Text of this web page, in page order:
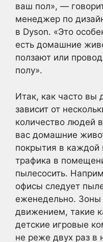
ваш пол», —
менеджер по
в Dyson. «Это
есть домашние
ползают или
полу».
Итак, как часто вы
зависит от
количество людей
вас домашние
покрытия в
трафика в
пылесосить.
офисы следует
еженедельно. Зоны
движением, такие
детские игровые
не реже двух раз в